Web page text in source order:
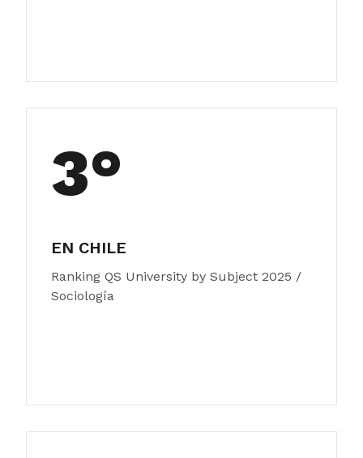
3°
EN CHILE
Ranking QS University by Subject 2025 /
Sociología